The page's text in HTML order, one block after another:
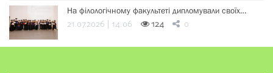
На філологічному факультеті дипломували своїх…
21.07.2026 | 14:06 124 0